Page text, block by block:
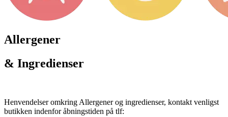
Allergener
& Ingredienser
Henvendelser omkring Allergener og ingredienser, kontakt venligst
butikken indenfor åbningstiden på tlf: